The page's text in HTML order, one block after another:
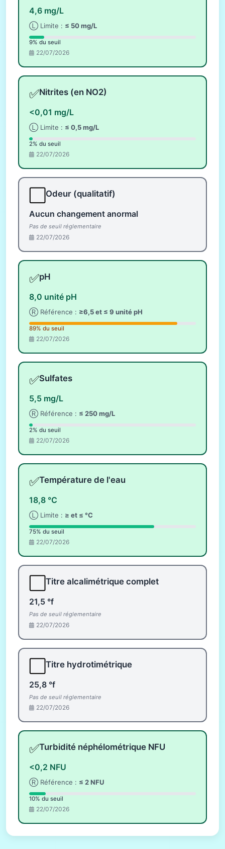
4,6 mg/L
Ⓛ Limite : ≤ 50 mg/L
9% du seuil
22/07/2026
✅Nitrites (en NO2)
<0,01 mg/L
Ⓛ Limite : ≤ 0,5 mg/L
2% du seuil
22/07/2026
Odeur (qualitatif)
Aucun changement anormal
Pas de seuil réglementaire
22/07/2026
✅pH
8,0 unité pH
Ⓡ Référence : ≥6,5 et ≤ 9 unité pH
89% du seuil
22/07/2026
✅Sulfates
5,5 mg/L
Ⓡ Référence : ≤ 250 mg/L
2% du seuil
22/07/2026
✅Température de l'eau
18,8 °C
Ⓛ Limite : ≥ et ≤ °C
75% du seuil
22/07/2026
Titre alcalimétrique complet
21,5 °f
Pas de seuil réglementaire
22/07/2026
Titre hydrotimétrique
25,8 °f
Pas de seuil réglementaire
22/07/2026
✅Turbidité néphélométrique NFU
<0,2 NFU
Ⓡ Référence : ≤ 2 NFU
10% du seuil
22/07/2026